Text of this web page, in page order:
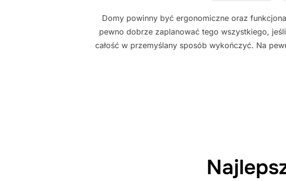
Domy powinny być ergonomiczne oraz
pewno dobrze zaplanować tego wszystkiego,
całość w przemyślany sposób wykończyć. Na